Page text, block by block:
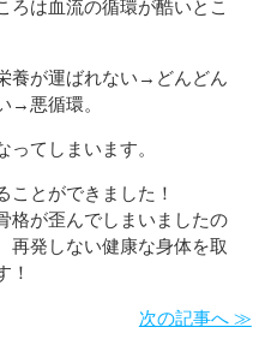
ろは血流の循環が酷いとこ
養が運ばれない→どんどん
→悪循環。
てしまいます。
ことができました！
格が歪んでしまいましたの
再発しない健康な身体を取
！
次の記事へ ≫